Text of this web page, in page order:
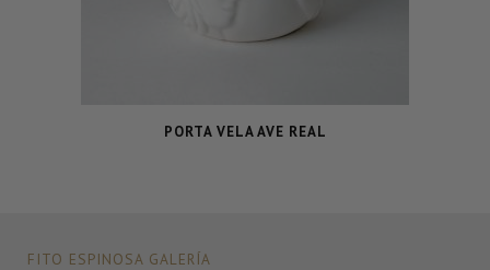
PORTA VELA AVE REAL
FITO ESPINOSA GALERÍA